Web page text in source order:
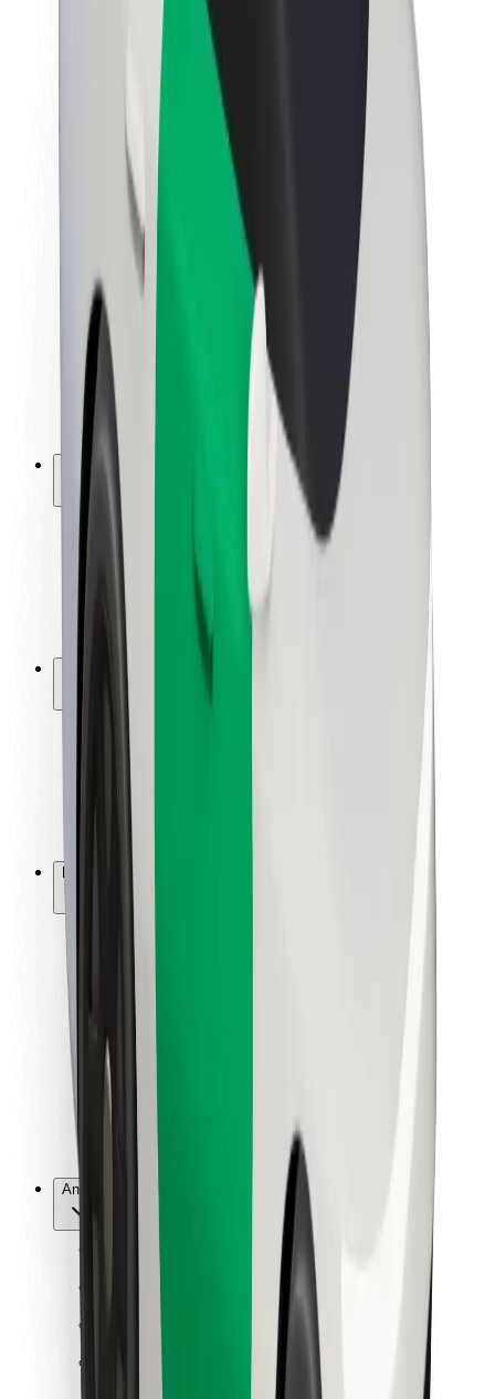
Bærekraft hos Bolt
Prosjekt Zero
Blogg
Nyhetsrom
Retningslinjer for varemerke
Oppdrag
Investorrelasjoner
Ledelse
Merkevare
Media
Urban Fund
Sikkerhet
Sikkerhet for passasjer
Sjåførsikkerhet
Sikkerhet for sparkesykler
Sikkerhetslab
Flyplasser
Bolt-ladestasjoner
Brukerstøtte
For leveringsbud
Bolt Food
For flåteeiere
For restauranter
Bolt for Business
Annet
Leverandører
Informasjonskapsler
Sikkerhet